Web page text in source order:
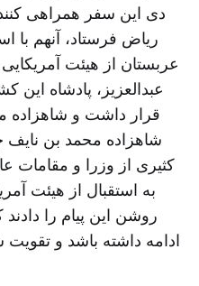
دی این سفر همراهی کنند.
ریاض فرستاد، آنهم با
عربستان از هیئت
عبدالعزیز، پادشاه این
قرار داشت و شاهزاده
شاهزاده محمد بن نایف
کثیری از وزرا و مقامات
به استقبال از هیئت
روشن این پیام را دادند
ادامه داشته باشد و